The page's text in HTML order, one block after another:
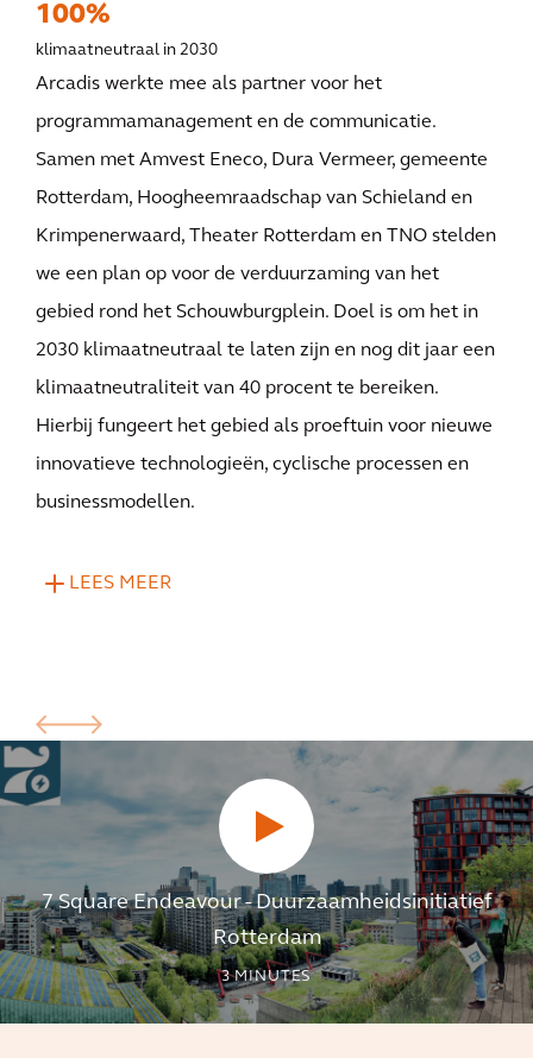
100%
klimaatneutraal in 2030
Arcadis werkte mee als partner voor het
programmamanagement en de communicatie.
Samen met Amvest Eneco, Dura Vermeer, gemeente
Rotterdam, Hoogheemraadschap van Schieland en
Krimpenerwaard, Theater Rotterdam en TNO stelden
we een plan op voor de verduurzaming van het
gebied rond het Schouwburgplein. Doel is om het in
2030 klimaatneutraal te laten zijn en nog dit jaar een
klimaatneutraliteit van 40 procent te bereiken.
Hierbij fungeert het gebied als proeftuin voor nieuwe
innovatieve technologieën, cyclische processen en
businessmodellen.
LEES MEER
7 Square Endeavour - Duurzaamheidsinitiatief
Rotterdam
3MINUTES